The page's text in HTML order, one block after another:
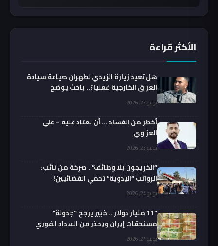
الأكثر قراءة
هل تعيد زيارة الزيدي لطهران صياغة سيادة
العراق الخارجية فعليا؟.. باحث يوضح
يوليو 23, 2026
أخطر من الفساد … أن نعتاد عليه – علي
العزاوي
يوليو 23, 2026
“الخريجون بلا وظائف”.. صرخة من نائب:
الرواتب “اليدوية” تحمي الفضائيين!
يوليو 24, 2026
“11 مليار دولار .. خبير يرجح “جدولة”
مستحقات إيران ويحذر من السداد الفوري
يوليو 24, 2026